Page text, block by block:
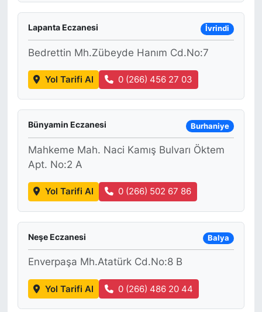
Lapanta Eczanesi İvrindi
Bedrettin Mh.Zübeyde Hanım Cd.No:7
Yol Tarifi Al 0 (266) 456 27 03
Bünyamin Eczanesi Burhaniye
Mahkeme Mah. Naci Kamış Bulvarı Öktem
Apt. No:2 A
Yol Tarifi Al 0 (266) 502 67 86
Neşe Eczanesi Balya
Enverpaşa Mh.Atatürk Cd.No:8 B
Yol Tarifi Al 0 (266) 486 20 44